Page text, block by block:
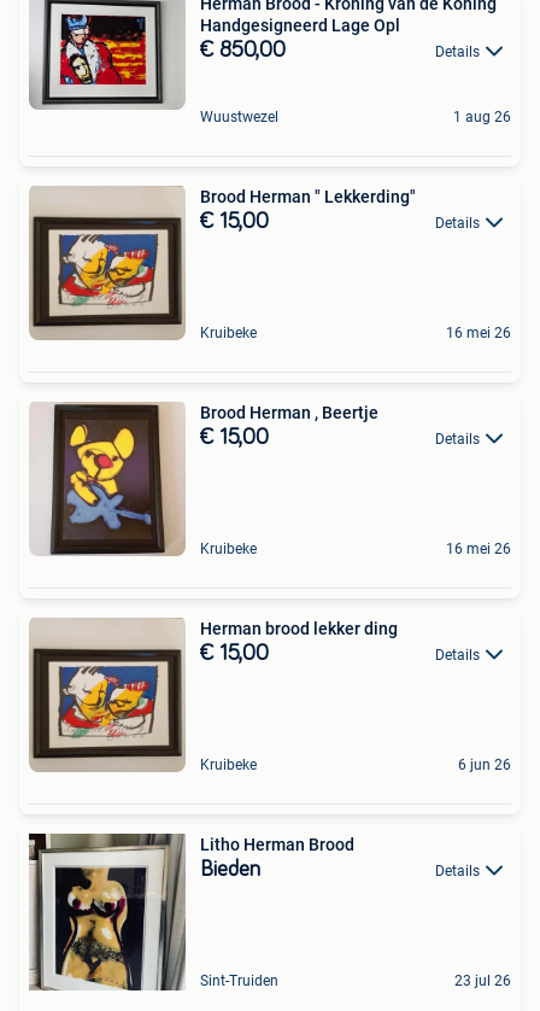
Handgesigneerd Lage Opl
€ 850,00 Details
Wuustwezel 1 aug 26
Brood Herman " Lekkerding"
€ 15,00 Details
Kruibeke 16 mei 26
Brood Herman , Beertje
€ 15,00 Details
Kruibeke 16 mei 26
Herman brood lekker ding
€ 15,00 Details
Kruibeke 6 jun 26
Litho Herman Brood
Bieden Details
Sint-Truiden 23 jul 26